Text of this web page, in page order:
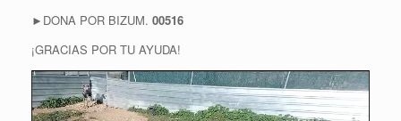
►DONA POR BIZUM. 00516
¡GRACIAS POR TU AYUDA!
R
e
p